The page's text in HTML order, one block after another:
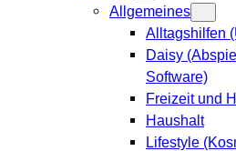
Allgemeines
Alltagshilfen
Daisy
Software)
Freizeit und
Haushalt
Lifestyle